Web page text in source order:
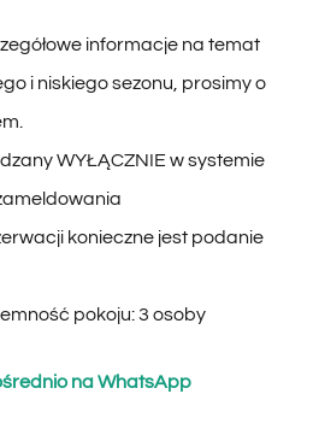
informacje na temat
i niskiego sezonu, prosimy o
WYŁĄCZNIE w systemie
konieczne jest podanie
pokoju: 3 osoby
na WhatsApp